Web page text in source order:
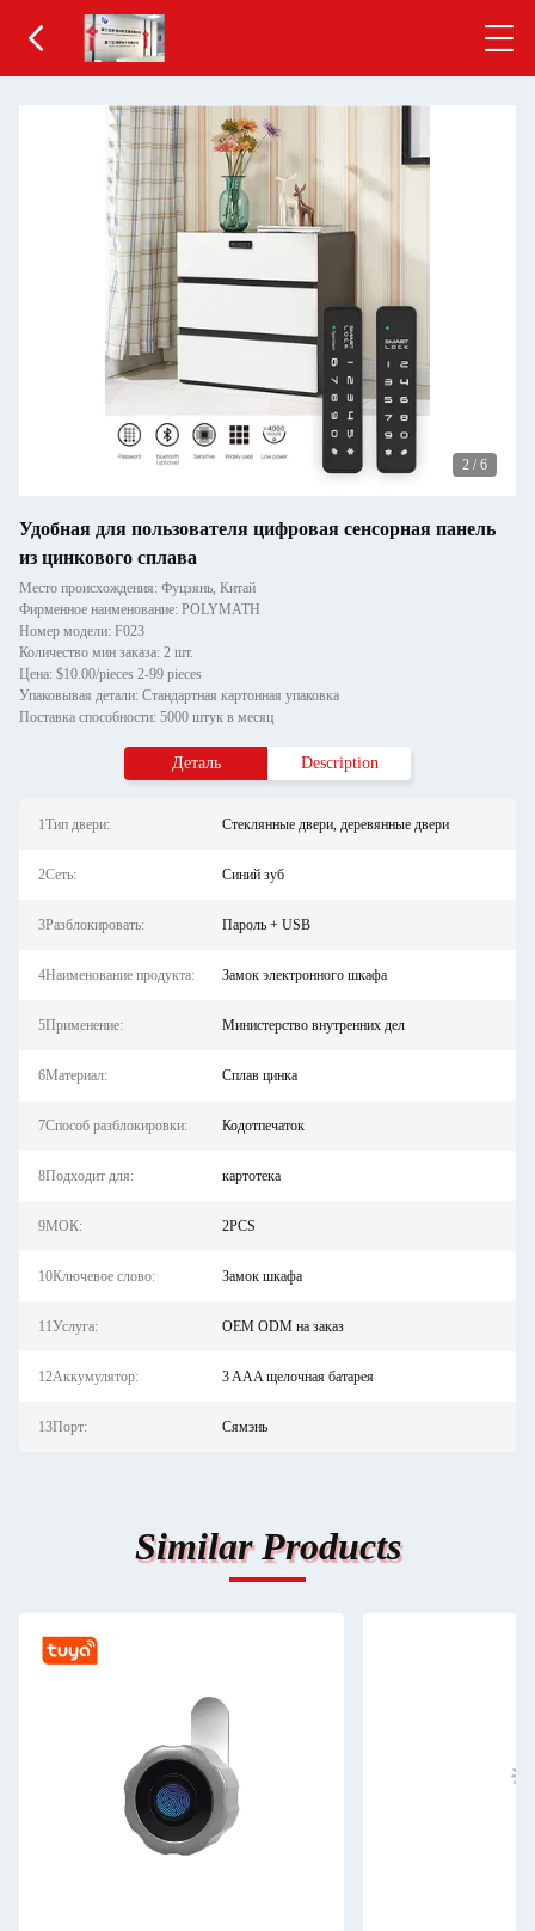
2 / 6
Удобная для пользователя цифровая сенсорная панель
из цинкового сплава
Место происхождения: Фуцзянь, Китай
Фирменное наименование: POLYMATH
Номер модели: F023
Количество мин заказа: 2 шт.
Цена: $10.00/pieces 2-99 pieces
Упаковывая детали: Стандартная картонная упаковка
Поставка способности: 5000 штук в месяц
Деталь Description
1Тип двери: Стеклянные двери, деревянные двери
2Сеть: Синий зуб
3Разблокировать: Пароль + USB
4Наименование продукта: Замок электронного шкафа
5Применение: Министерство внутренних дел
6Материал: Сплав цинка
7Способ разблокировки: Кодотпечаток
8Подходит для: картотека
9МОК: 2PCS
10Ключевое слово: Замок шкафа
11Услуга: OEM ODM на заказ
12Аккумулятор: 3 AAA щелочная батарея
13Порт: Сямэнь
Similar Products